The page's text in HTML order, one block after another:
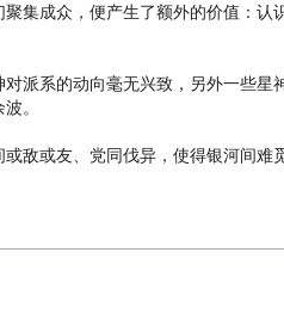
集成众，便产生了额外的价值：认
派系的动向毫无兴致，另外一些星
。
敌或友、党同伐异，使得银河间难